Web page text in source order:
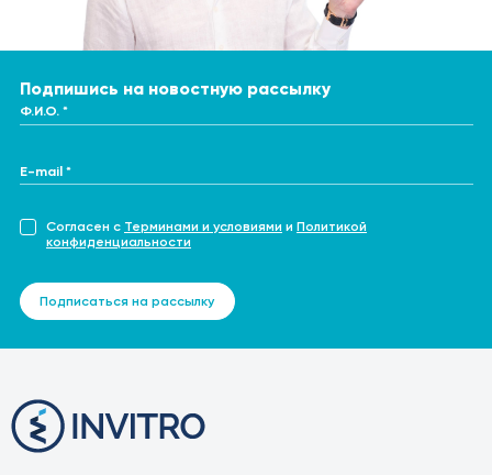
Подпишись на новостную рассылку
Ф.И.О. *
E-mail *
Согласен с Терминами и условиями и Политикой
конфиденциальности
Подписаться на рассылку